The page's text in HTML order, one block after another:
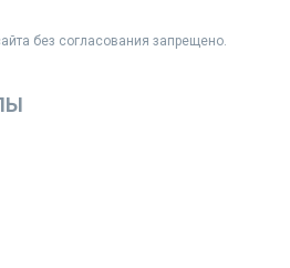
без согласования запрещено.